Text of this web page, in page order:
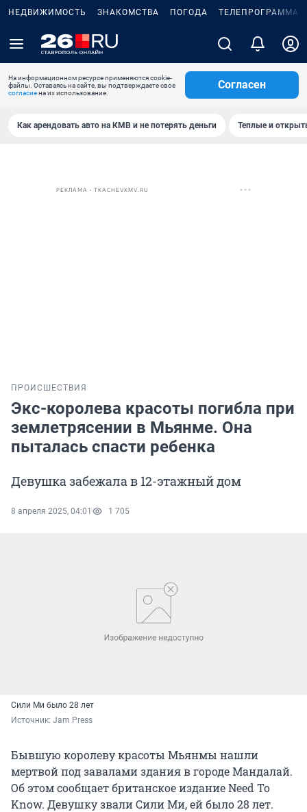
НЕДВИЖИМОСТЬ ЗНАКОМСТВА ПОГОДА ТЕЛЕПРОГРАММА
На информационном ресурсе применяются cookie-
файлы. Оставаясь на сайте, вы подтверждаете свое
согласиена их использование.
Согласен
Как арендовать авто на КМВ и не потерять деньги Теплые и
РЕКЛАМА • TKACHEVKMV.RU
ПРОИСШЕСТВИЯ
Экс-королева красоты погибла при
землетрясении в Мьянме. Она
пыталась спасти ребенка
Девушка забежала в 12-этажный дом
8 апреля 2025, 04:01 1 705
Сили Ми было 28 лет
Источник: Jam Press
Бывшую королеву красоты Мьянмы нашли
мертвой под завалами здания в городе Мандалай.
Об этом сообщает британское издание Need To
Know. Девушку звали Сили Ми, ей было 28 лет.